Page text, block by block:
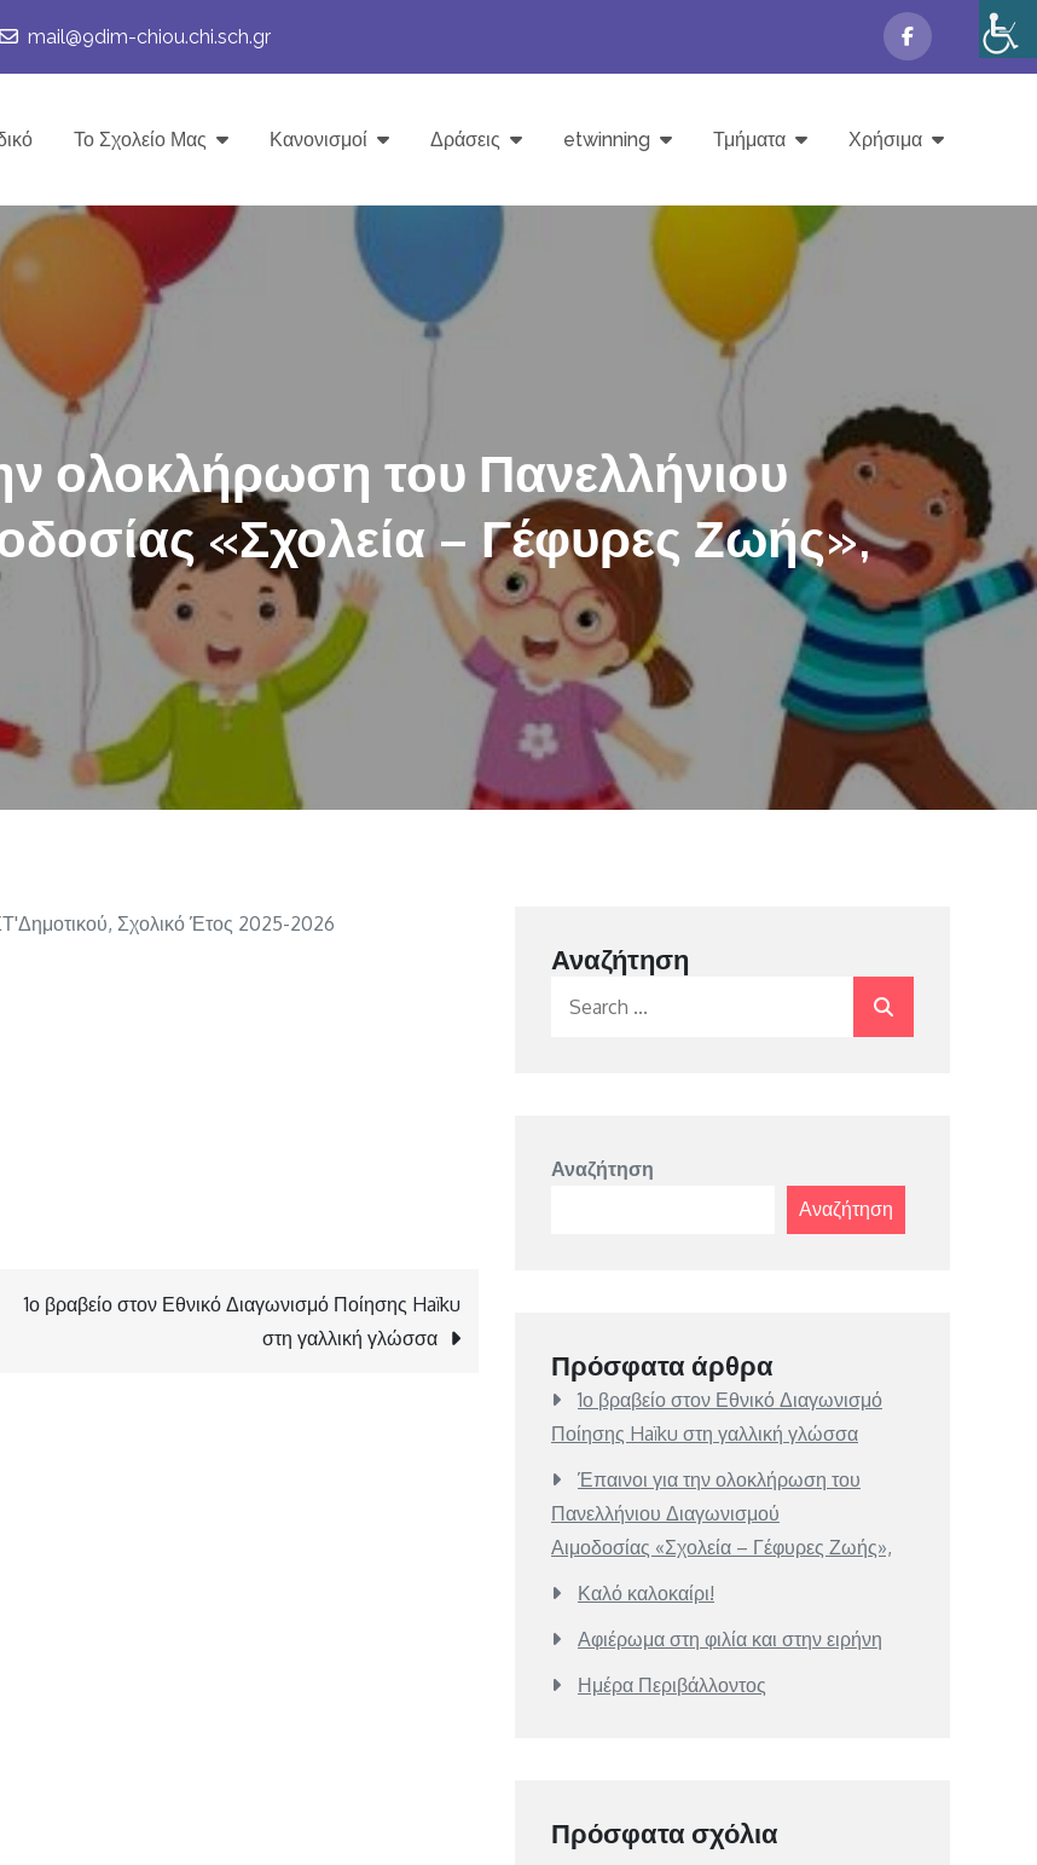
mail@9dim-chiou.chi.sch.gr
Το Σχολείο Μας Κανονισμοί Δράσεις etwinning Τμήματα Χρήσιμα
ολοκλήρωση του Πανελλήνιου
«Σχολεία – Γέφυρες Ζωής»,
, Σχολικό Έτος 2025-2026
1ο βραβείο στον Εθνικό Διαγωνισμό Ποίησης Haïku
στη γαλλική γλώσσα
Αναζήτηση
Αναζήτηση
Αναζήτηση
Πρόσφατα άρθρα
1ο βραβείο στον Εθνικό Διαγωνισμό
Ποίησης Haïku στη γαλλική γλώσσα
Έπαινοι για την ολοκλήρωση του
Πανελλήνιου Διαγωνισμού
Αιμοδοσίας «Σχολεία – Γέφυρες Ζωής»,
Καλό καλοκαίρι!
Αφιέρωμα στη φιλία και στην ειρήνη
Ημέρα Περιβάλλοντος
Πρόσφατα σχόλια